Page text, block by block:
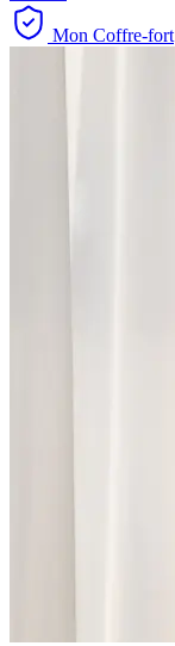
Mon Coffre-fort